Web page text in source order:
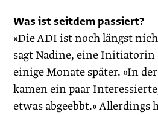
Was ist seitdem passiert?
»Die ADI ist noch längst
sagt Nadine, eine Initiatorin
einige Monate später. »In
kamen ein paar
etwas abgeebbt.« Allerdings